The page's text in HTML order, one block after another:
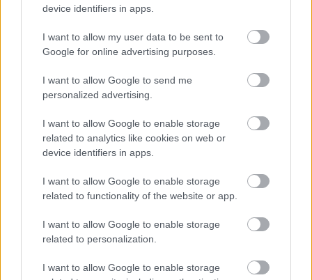
device identifiers in apps.
I want to allow my user data to be sent to
Google for online advertising purposes.
I want to allow Google to send me
personalized advertising.
I want to allow Google to enable storage
related to analytics like cookies on web or
device identifiers in apps.
I want to allow Google to enable storage
related to functionality of the website or app.
I want to allow Google to enable storage
related to personalization.
I want to allow Google to enable storage
BEST OF INTERNET